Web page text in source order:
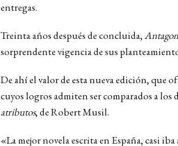
entregas.
Treinta años después de concluida,
sorprendente vigencia de sus
De ahí el valor de esta nueva edición, que
cuyos logros admiten ser comparados a los
atributos, de Robert Musil.
«La mejor novela escrita en España, casi